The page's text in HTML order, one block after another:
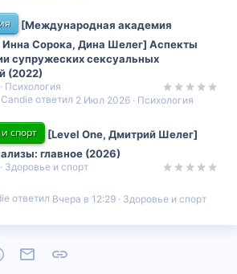
[Международная академия
Инна Сорока, Дина Шелег] Аспекты
супружеских сексуальных
(2022)
Психология
Психология
2 Июл 2026
спорт
[Level One, Дмитрий Шелег]
главное (2026)
Здоровье и спорт
Здоровье и спорт
Вчера в 12:29
WhatsAppЭлектронная почта